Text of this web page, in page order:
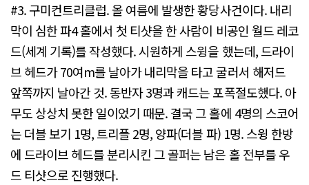
#3. 구미컨트리클럽. 올 여름에 발생한 황당사건이다. 내리
막이 심한 파4 홀에서 첫 티샷을 한 사람이 비공인 월드 레코
드(세계 기록)를 작성했다. 시원하게 스윙을 했는데, 드라이
브 헤드가 70여m를 날아가 내리막을 타고 굴러서 해저드
앞쪽까지 날아간 것. 동반자 3명과 캐드는 포폭절도했다. 아
무도 상상치 못한 일이었기 때문. 결국 그 홀에 4명의 스코어
는 더블 보기 1명, 트리플 2명, 양파(더블 파) 1명. 스윙 한방
에 드라이브 헤드를 분리시킨 그 골퍼는 남은 홀 전부를 우
드 티샷으로 진행했다.